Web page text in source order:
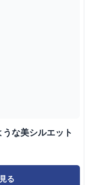
な美シルエット
る